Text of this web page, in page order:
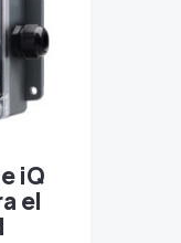
iQ
el